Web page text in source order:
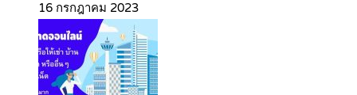
16 กรกฎาคม 2023